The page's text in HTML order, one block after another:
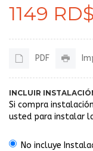
1149 RD$
PDF
INCLUIR
Si compra
usted para instalar
No incluye